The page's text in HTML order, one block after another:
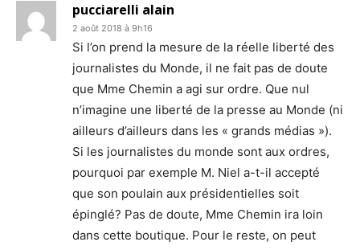
pucciarelli alain
2 août 2018 à 9h16
Si l’on prend la mesure de la réelle liberté des
journalistes du Monde, il ne fait pas de doute
que Mme Chemin a agi sur ordre. Que nul
n’imagine une liberté de la presse au Monde (ni
ailleurs d’ailleurs dans les « grands médias »).
Si les journalistes du monde sont aux ordres,
pourquoi par exemple M. Niel a-t-il accepté
que son poulain aux présidentielles soit
épinglé? Pas de doute, Mme Chemin ira loin
dans cette boutique. Pour le reste, on peut